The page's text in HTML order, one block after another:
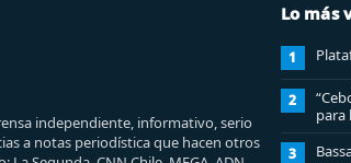
independiente, informativo, serio
a notas periodística que hacen otros
Lo más
1
2
para
3